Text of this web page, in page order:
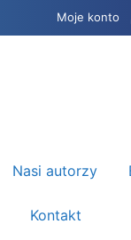
Moje konto
Nasi autorzy
Kontakt